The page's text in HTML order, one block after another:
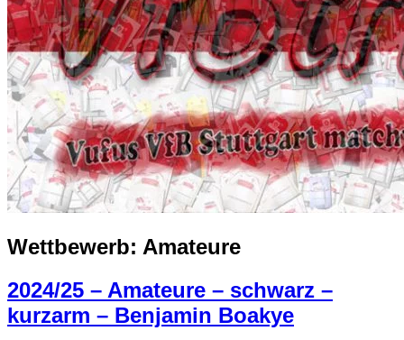
Wettbewerb: Amateure
2024/25 – Amateure – schwarz –
kurzarm – Benjamin Boakye